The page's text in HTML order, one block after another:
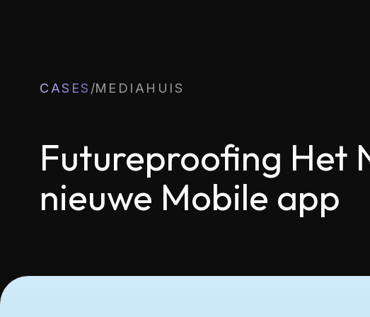
CASES /MEDIAHUIS
Futureproofing Het
nieuwe Mobile app